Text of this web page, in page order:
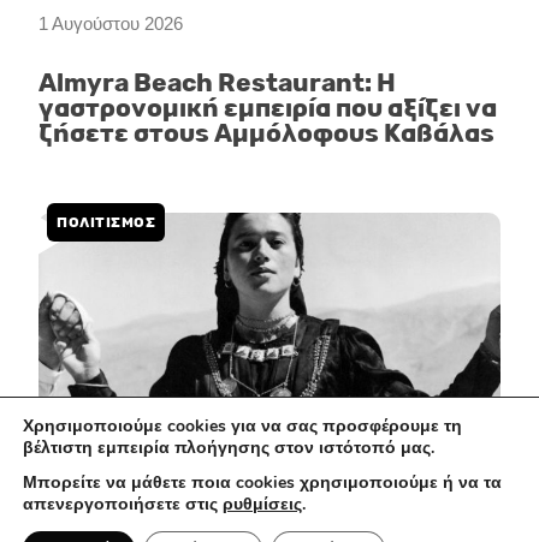
1 Αυγούστου 2026
Almyra Beach Restaurant: Η
γαστρονομική εμπειρία που αξίζει να
ζήσετε στους Αμμόλοφους Καβάλας
31 Ιουλίου 2026
ΠΟΛΙΤΙΣΜΌΣ
Χρησιμοποιούμε cookies για να σας προσφέρουμε τη
βέλτιστη εμπειρία πλοήγησης στον ιστότοπό μας.
Μπορείτε να μάθετε ποια cookies χρησιμοποιούμε ή να τα
απενεργοποιήσετε στις ρυθμίσεις.